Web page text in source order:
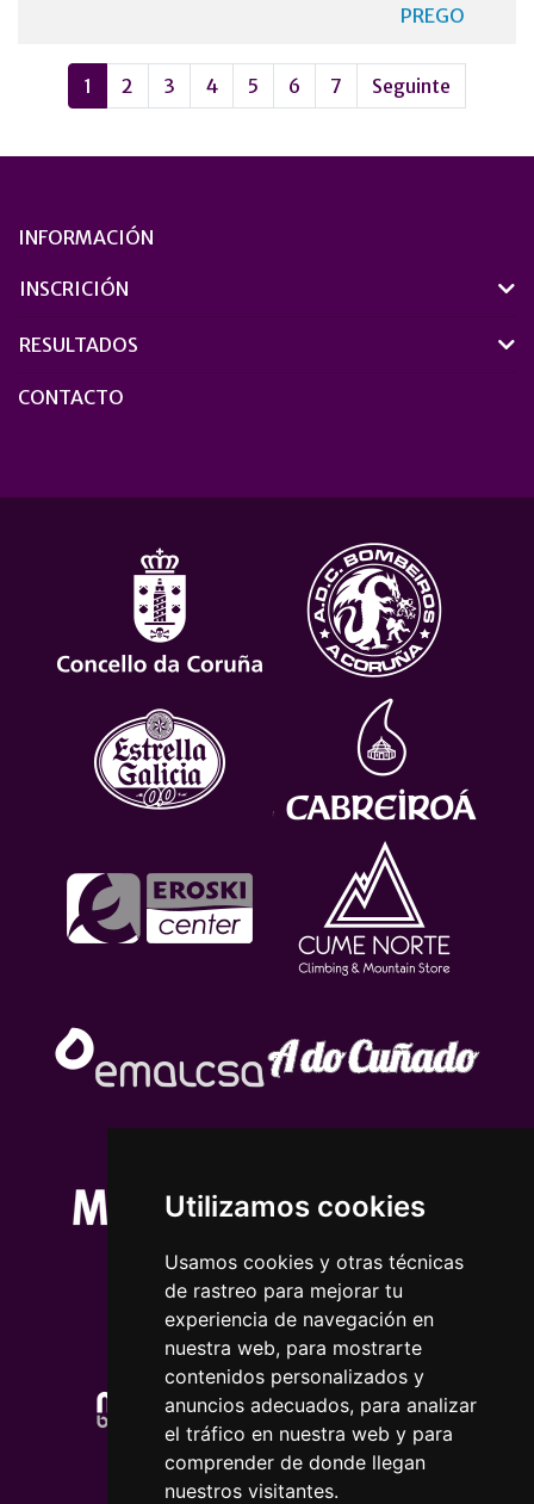
Utilizamos cookies
Usamos cookies y otras técnicas
de rastreo para mejorar tu
experiencia de navegación en
nuestra web, para mostrarte
contenidos personalizados y
anuncios adecuados, para analizar
el tráfico en nuestra web y para
comprender de donde llegan
nuestros visitantes.
PREGO
1 2 3 4 5 6 7 Seguinte
INFORMACIÓN
INSCRICIÓN
RESULTADOS
CONTACTO